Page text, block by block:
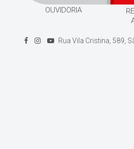
OUVIDORIA
Rua Vila Cristina, 589,